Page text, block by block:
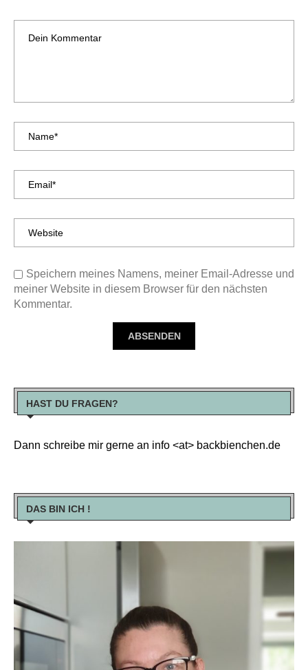
Speichern meines Namens, meiner Email-Adresse und
meiner Website in diesem Browser für den nächsten
Kommentar.
HAST DU FRAGEN?
Dann schreibe mir gerne an info <at> backbienchen.de
DAS BIN ICH !